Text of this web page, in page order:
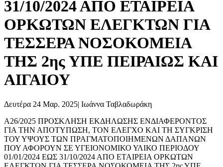
31/10/2024 ΑΠΟ ΕΤΑΙΡΕΙΑ
ΟΡΚΩΤΩΝ ΕΛΕΓΚΤΩΝ ΓΙΑ
ΤΕΣΣΕΡΑ ΝΟΣΟΚΟΜΕΙΑ
ΤΗΣ 2ης ΥΠΕ ΠΕΙΡΑΙΩΣ ΚΑΙ
ΑΙΓΑΙΟΥ
Δευτέρα 24 Μαρ. 2025| Ιωάννα Ταβλαδωράκη
Α26/2025 ΠΡΟΣΚΛΗΣΗ ΕΚΔΗΛΩΣΗΣ ΕΝΔΙΑΦΕΡΟΝΤΟΣ
ΓΙΑ ΤΗΝ ΑΠΟΤΥΠΩΣΗ, ΤΟΝ ΕΛΕΓΧΟ ΚΑΙ ΤΗ ΣΥΓΚΡΙΣΗ
ΤΟΥ ΥΨΟΥΣ ΤΩΝ ΠΡΑΓΜΑΤΟΠΟΙΗΜΕΝΩΝ ΔΑΠΑΝΩΝ
ΠΟΥ ΑΦΟΡΟΥΝ ΣΕ ΥΓΕΙΟΝΟΜΙΚΟ ΥΛΙΚΟ ΠΕΡΙΟΔΟΥ
01/01/2024 ΕΩΣ 31/10/2024 ΑΠΟ ΕΤΑΙΡΕΙΑ ΟΡΚΩΤΩΝ